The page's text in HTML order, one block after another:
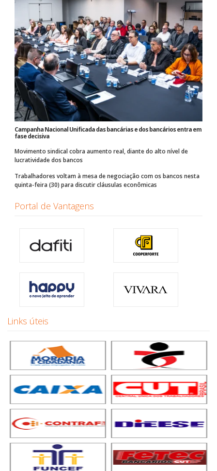
Campanha Nacional Unificada das bancárias e dos bancários entra em
fase decisiva
Movimento sindical cobra aumento real, diante do alto nível de
lucratividade dos bancos
Trabalhadores voltam à mesa de negociação com os bancos nesta
quinta-feira (30) para discutir cláusulas econômicas
Portal de Vantagens
Links úteis